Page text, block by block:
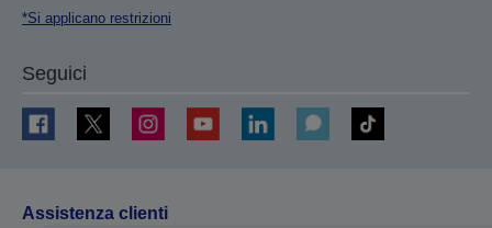
*Si applicano restrizioni
Seguici
Assistenza clienti